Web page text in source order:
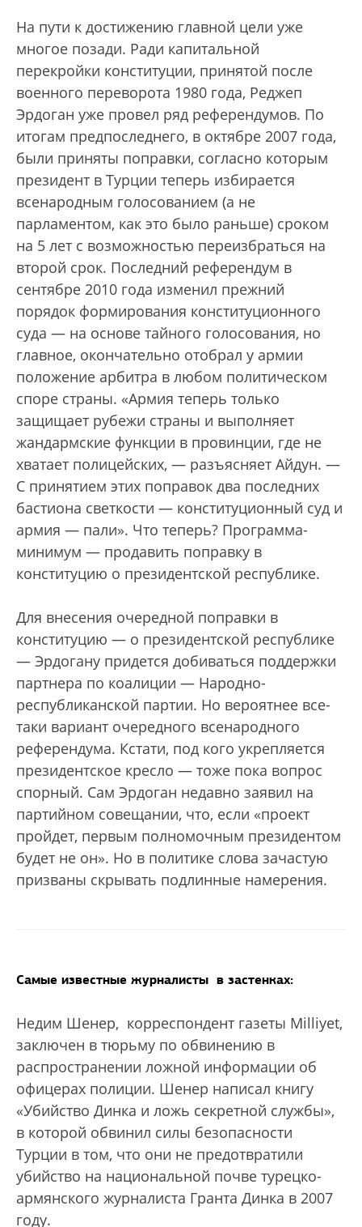
На пути к достижению главной цели уже
многое позади. Ради капитальной
перекройки конституции, принятой после
военного переворота 1980 года, Реджеп
Эрдоган уже провел ряд референдумов. По
итогам предпоследнего, в октябре 2007 года,
были приняты поправки, согласно которым
президент в Турции теперь избирается
всенародным голосованием (а не
парламентом, как это было раньше) сроком
на 5 лет с возможностью переизбраться на
второй срок. Последний референдум в
сентябре 2010 года изменил прежний
порядок формирования конституционного
суда — на основе тайного голосования, но
главное, окончательно отобрал у армии
положение арбитра в любом политическом
споре страны. «Армия теперь только
защищает рубежи страны и выполняет
жандармские функции в провинции, где не
хватает полицейских, — разъясняет Айдун. —
С принятием этих поправок два последних
бастиона светкости — конституционный суд и
армия — пали». Что теперь? Программа-
минимум — продавить поправку в
конституцию о президентской республике.
Для внесения очередной поправки в
конституцию — о президентской республике
— Эрдогану придется добиваться поддержки
партнера по коалиции — Народно-
республиканской партии. Но вероятнее все-
таки вариант очередного всенародного
референдума. Кстати, под кого укрепляется
президентское кресло — тоже пока вопрос
спорный. Сам Эрдоган недавно заявил на
партийном совещании, что, если «проект
пройдет, первым полномочным президентом
будет не он». Но в политике слова зачастую
призваны скрывать подлинные намерения.
Самые известные журналисты в застенках:
Недим Шенер, корреспондент газеты Milliyet,
заключен в тюрьму по обвинению в
распространении ложной информации об
офицерах полиции. Шенер написал книгу
«Убийство Динка и ложь секретной службы»,
в которой обвинил силы безопасности
Турции в том, что они не предотвратили
убийство на национальной почве турецко-
армянского журналиста Гранта Динка в 2007
году.